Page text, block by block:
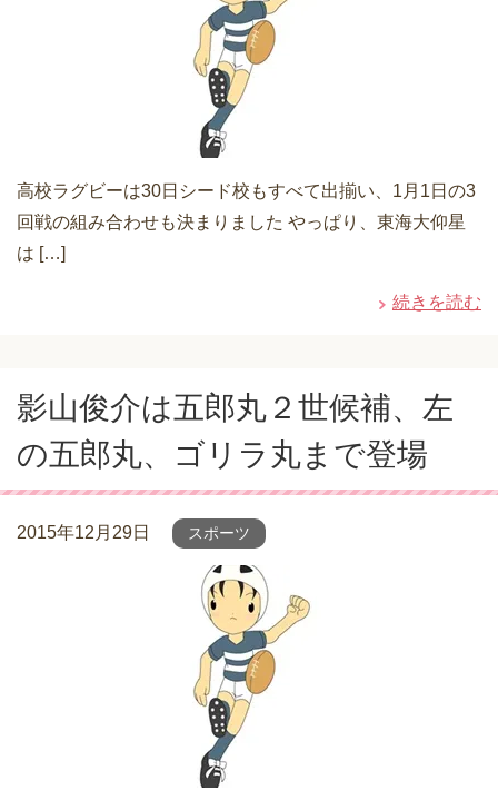
高校ラグビーは30日シード校もすべて出揃い、1月1日の3
回戦の組み合わせも決まりました やっぱり、東海大仰星
は […]
続きを読む
影山俊介は五郎丸２世候補、左
の五郎丸、ゴリラ丸まで登場
2015年12月29日 スポーツ